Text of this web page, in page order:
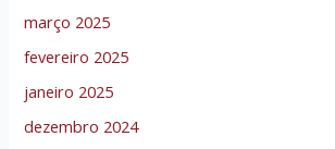
março 2025
fevereiro 2025
janeiro 2025
dezembro 2024